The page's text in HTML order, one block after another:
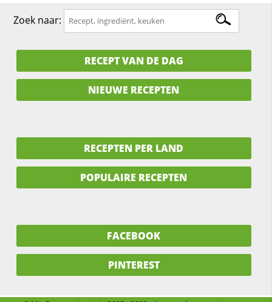
Zoek naar:
RECEPT VAN DE DAG
NIEUWE RECEPTEN
RECEPTEN PER LAND
POPULAIRE RECEPTEN
FACEBOOK
PINTEREST